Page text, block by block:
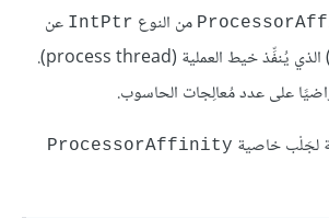
من النوع IntPtr عن
المُعالج (processor) الذي يُنفِّذ خيط العملية (process thread).
على عدد مُعالِجات الحاسوب.
لجَلْب خاصية ProcessorAffinity